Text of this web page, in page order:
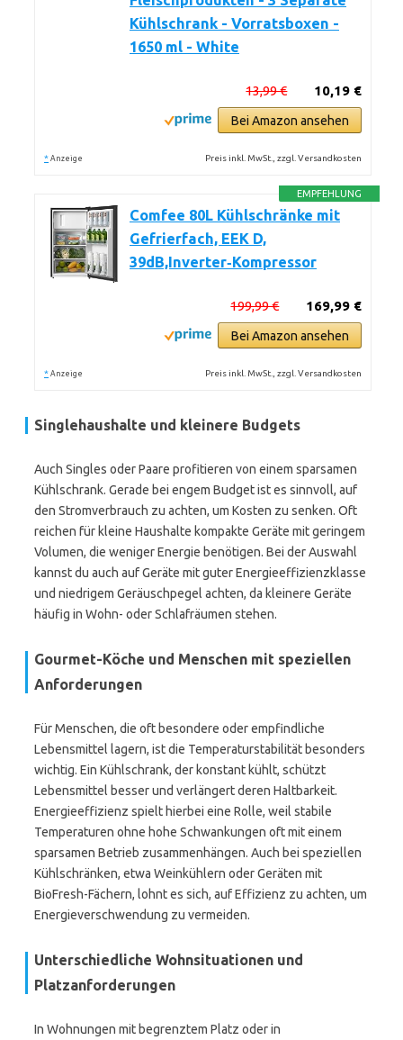
Kühlschrank - Vorratsboxen -
1650 ml - White
10,19 €
13,99 €
Bei Amazon ansehen
* Anzeige Preis inkl. MwSt., zzgl. Versandkosten
EMPFEHLUNG
Comfee 80L Kühlschränke mit
Gefrierfach, EEK D,
39dB,Inverter‑Kompressor
169,99 €
199,99 €
Bei Amazon ansehen
* Anzeige Preis inkl. MwSt., zzgl. Versandkosten
Singlehaushalte und kleinere Budgets
Auch Singles oder Paare profitieren von einem sparsamen
Kühlschrank. Gerade bei engem Budget ist es sinnvoll, auf
den Stromverbrauch zu achten, um Kosten zu senken. Oft
reichen für kleine Haushalte kompakte Geräte mit geringem
Volumen, die weniger Energie benötigen. Bei der Auswahl
kannst du auch auf Geräte mit guter Energieeffizienzklasse
und niedrigem Geräuschpegel achten, da kleinere Geräte
häufig in Wohn- oder Schlafräumen stehen.
Gourmet-Köche und Menschen mit speziellen
Anforderungen
Für Menschen, die oft besondere oder empfindliche
Lebensmittel lagern, ist die Temperaturstabilität besonders
wichtig. Ein Kühlschrank, der konstant kühlt, schützt
Lebensmittel besser und verlängert deren Haltbarkeit.
Energieeffizienz spielt hierbei eine Rolle, weil stabile
Temperaturen ohne hohe Schwankungen oft mit einem
sparsamen Betrieb zusammenhängen. Auch bei speziellen
Kühlschränken, etwa Weinkühlern oder Geräten mit
BioFresh-Fächern, lohnt es sich, auf Effizienz zu achten, um
Energieverschwendung zu vermeiden.
Unterschiedliche Wohnsituationen und
Platzanforderungen
In Wohnungen mit begrenztem Platz oder in